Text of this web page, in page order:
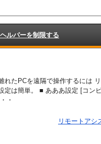
ルパーを制限する
れたPCを遠隔で操作するには
定は簡単。 ■ あああ設定 [コン
・
リモートアシ